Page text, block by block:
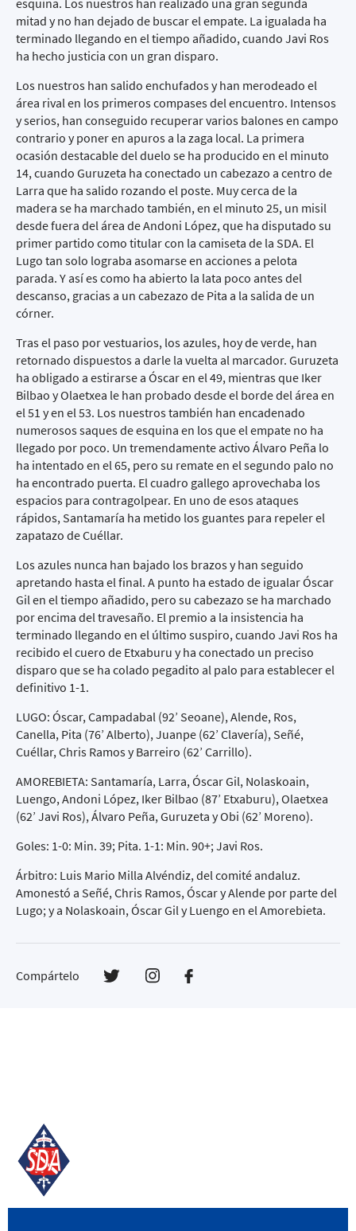
esquina. Los nuestros han realizado una gran segunda
mitad y no han dejado de buscar el empate. La igualada ha
terminado llegando en el tiempo añadido, cuando Javi Ros
ha hecho justicia con un gran disparo.
Los nuestros han salido enchufados y han merodeado el
área rival en los primeros compases del encuentro. Intensos
y serios, han conseguido recuperar varios balones en campo
contrario y poner en apuros a la zaga local. La primera
ocasión destacable del duelo se ha producido en el minuto
14, cuando Guruzeta ha conectado un cabezazo a centro de
Larra que ha salido rozando el poste. Muy cerca de la
madera se ha marchado también, en el minuto 25, un misil
desde fuera del área de Andoni López, que ha disputado su
primer partido como titular con la camiseta de la SDA. El
Lugo tan solo lograba asomarse en acciones a pelota
parada. Y así es como ha abierto la lata poco antes del
descanso, gracias a un cabezazo de Pita a la salida de un
córner.
Tras el paso por vestuarios, los azules, hoy de verde, han
retornado dispuestos a darle la vuelta al marcador. Guruzeta
ha obligado a estirarse a Óscar en el 49, mientras que Iker
Bilbao y Olaetxea le han probado desde el borde del área en
el 51 y en el 53. Los nuestros también han encadenado
numerosos saques de esquina en los que el empate no ha
llegado por poco. Un tremendamente activo Álvaro Peña lo
ha intentado en el 65, pero su remate en el segundo palo no
ha encontrado puerta. El cuadro gallego aprovechaba los
espacios para contragolpear. En uno de esos ataques
rápidos, Santamaría ha metido los guantes para repeler el
zapatazo de Cuéllar.
Los azules nunca han bajado los brazos y han seguido
apretando hasta el final. A punto ha estado de igualar Óscar
Gil en el tiempo añadido, pero su cabezazo se ha marchado
por encima del travesaño. El premio a la insistencia ha
terminado llegando en el último suspiro, cuando Javi Ros ha
recibido el cuero de Etxaburu y ha conectado un preciso
disparo que se ha colado pegadito al palo para establecer el
definitivo 1-1.
LUGO: Óscar, Campadabal (92’ Seoane), Alende, Ros,
Canella, Pita (76’ Alberto), Juanpe (62’ Clavería), Señé,
Cuéllar, Chris Ramos y Barreiro (62’ Carrillo).
AMOREBIETA: Santamaría, Larra, Óscar Gil, Nolaskoain,
Luengo, Andoni López, Iker Bilbao (87’ Etxaburu), Olaetxea
(62’ Javi Ros), Álvaro Peña, Guruzeta y Obi (62’ Moreno).
Goles: 1-0: Min. 39; Pita. 1-1: Min. 90+; Javi Ros.
Árbitro: Luis Mario Milla Alvéndiz, del comité andaluz.
Amonestó a Señé, Chris Ramos, Óscar y Alende por parte del
Lugo; y a Nolaskoain, Óscar Gil y Luengo en el Amorebieta.
Compártelo